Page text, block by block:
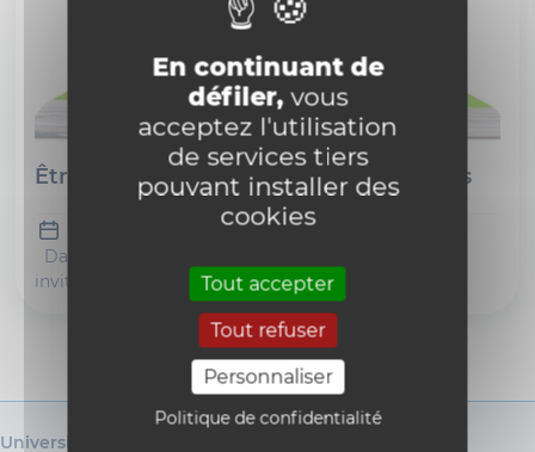
En continuant de
défiler,vous
acceptez l'utilisation
de services tiers
pouvant installer des
cookies
Tout accepter
Tout refuser
Personnaliser
Politique de confidentialité
Être écoféministe: théories et pratiques
invitons à découvrir et discuter du livre de Jeanne
Burgart Goutal: 'Être écoféministe: théories
et pratiques', Paris, L'échappée, 2020.
Université catholique de Louvain